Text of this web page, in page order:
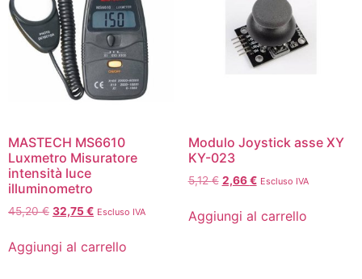
MASTECH MS6610
Luxmetro Misuratore
intensità luce
illuminometro
45,20€ 32,75€ Escluso IVA
Aggiungi al carrello
Modulo Joystick asse XY
KY-023
5,12€ 2,66€ Escluso IVA
Aggiungi al carrello